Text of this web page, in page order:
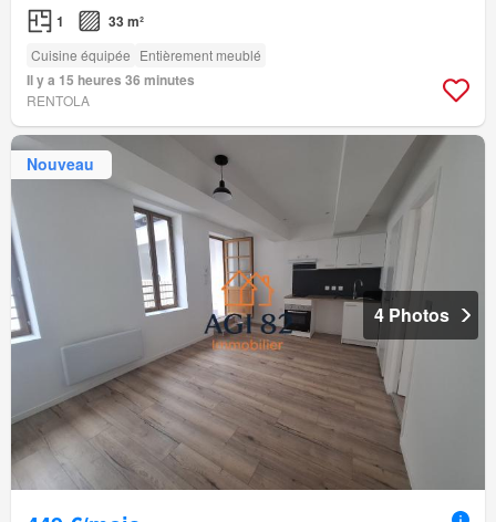
1 33 m²
Cuisine équipée Entièrement meublé
Il y a 15 heures 36 minutes
RENTOLA
Nouveau
4 Photos